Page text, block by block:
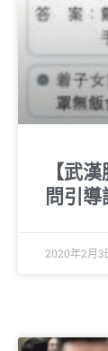
【武
問引
2020年2月3